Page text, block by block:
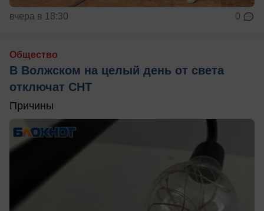
вчера в 18:30 0
Общество
В Волжском на целый день от света
отключат СНТ
Причины